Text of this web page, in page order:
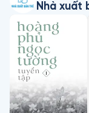
Các tác phẩm của
được dịch ra
Nhà xuất